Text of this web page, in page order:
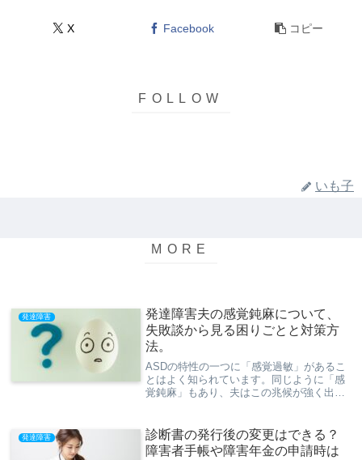
X Facebook コピー
いも子
発達障害
発達障害夫の感覚鈍麻について、
失敗談から見る困りごとと対策方
法。
ASDの特性の一つに「感覚過敏」があるこ
とはよく知られています。同じように「感
覚鈍麻」もあり、夫はこの兆候が強く出て
を踏まえて検証していきたいと思います。
感覚鈍麻単体と特性が絡みあった事象もご
紹介します。
発達障害
診断書の発行後の変更はできる？
障害者手帳や障害年金の申請時は